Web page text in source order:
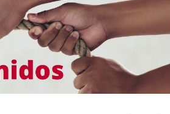
Història
Galeria de Presidents
Biblioteca Arxiu
Seu Social